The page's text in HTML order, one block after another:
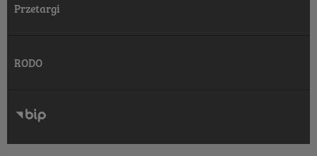
Przetargi
RODO
RODO